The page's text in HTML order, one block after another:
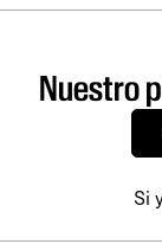
Nuestro
Si